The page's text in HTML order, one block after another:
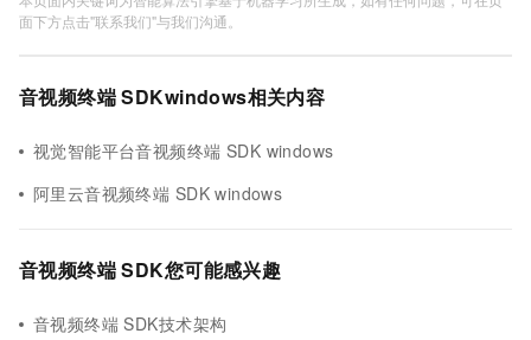
面下方点击"联系我们"与我们沟通。
音视频终端 SDKwindows相关内容
视觉智能平台音视频终端 SDK windows
阿里云音视频终端 SDK windows
音视频终端 SDK您可能感兴趣
音视频终端 SDK技术架构